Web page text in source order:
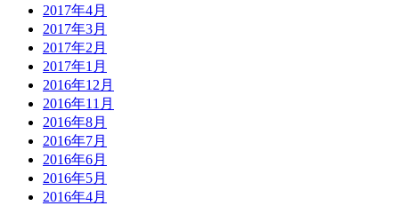
2017年4月
2017年3月
2017年2月
2017年1月
2016年12月
2016年11月
2016年8月
2016年7月
2016年6月
2016年5月
2016年4月